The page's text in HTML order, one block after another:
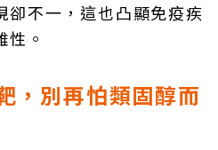
卻不一，這也凸顯免疫疾
。
，別再怕類固醇而